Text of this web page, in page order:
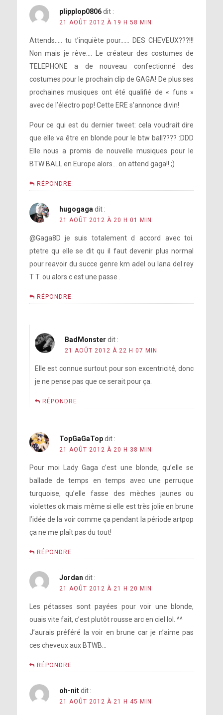
plipplop0806 dit :
21 AOÛT 2012 À 19 H 58 MIN
Attends….. tu t’inquiète pour…… DES CHEVEUX???!!!
Non mais je rêve…. Le créateur des costumes de
TELEPHONE a de nouveau confectionné des
costumes pour le prochain clip de GAGA! De plus ses
prochaines musiques ont été qualifié de « funs »
avec de l’électro pop! Cette ERE s’annonce divin!
Pour ce qui est du dernier tweet: cela voudrait dire
que elle va être en blonde pour le btw ball???? :DDD
Elle nous a promis de nouvelle musiques pour le
BTW BALL en Europe alors… on attend gaga!! ;)
RÉPONDRE
hugogaga dit :
21 AOÛT 2012 À 20 H 01 MIN
@Gaga8D je suis totalement d accord avec toi.
ptetre qu elle se dit qu il faut devenir plus normal
pour reavoir du succe genre km adel ou lana del rey
T T. ou alors c est une passe .
RÉPONDRE
BadMonster dit :
21 AOÛT 2012 À 22 H 07 MIN
Elle est connue surtout pour son excentricité, donc
je ne pense pas que ce serait pour ça.
RÉPONDRE
TopGaGaTop dit :
21 AOÛT 2012 À 20 H 38 MIN
Pour moi Lady Gaga c’est une blonde, qu’elle se
ballade de temps en temps avec une perruque
turquoise, qu’elle fasse des mèches jaunes ou
violettes ok mais même si elle est très jolie en brune
l’idée de la voir comme ça pendant la période artpop
ça ne me plaît pas du tout!
RÉPONDRE
Jordan dit :
21 AOÛT 2012 À 21 H 20 MIN
Les pétasses sont payées pour voir une blonde,
ouais vite fait, c’est plutôt rousse arc en ciel lol. ^^
J’aurais préféré la voir en brune car je n’aime pas
ces cheveux aux BTWB…
RÉPONDRE
oh-nit dit :
21 AOÛT 2012 À 21 H 45 MIN